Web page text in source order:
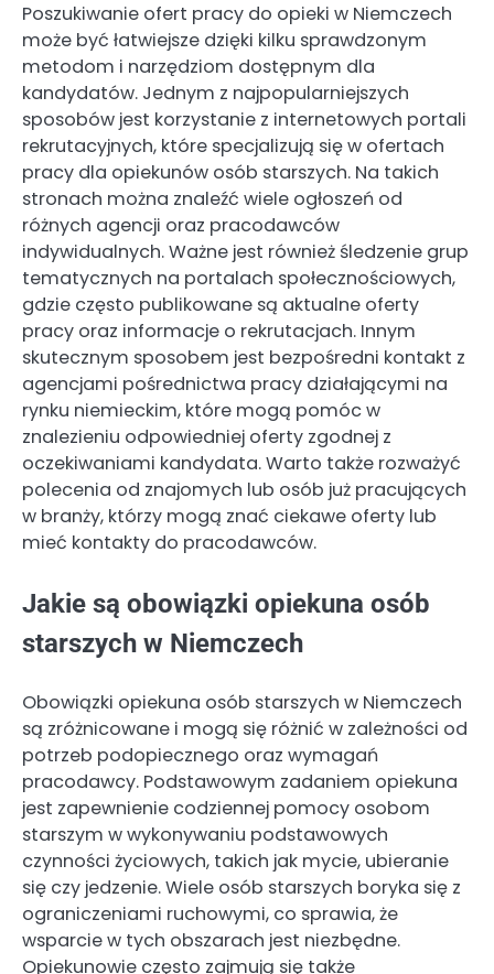
Poszukiwanie ofert pracy do opieki w Niemczech
może być łatwiejsze dzięki kilku sprawdzonym
metodom i narzędziom dostępnym dla
kandydatów. Jednym z najpopularniejszych
sposobów jest korzystanie z internetowych portali
rekrutacyjnych, które specjalizują się w ofertach
pracy dla opiekunów osób starszych. Na takich
stronach można znaleźć wiele ogłoszeń od
różnych agencji oraz pracodawców
indywidualnych. Ważne jest również śledzenie grup
tematycznych na portalach społecznościowych,
gdzie często publikowane są aktualne oferty
pracy oraz informacje o rekrutacjach. Innym
skutecznym sposobem jest bezpośredni kontakt z
agencjami pośrednictwa pracy działającymi na
rynku niemieckim, które mogą pomóc w
znalezieniu odpowiedniej oferty zgodnej z
oczekiwaniami kandydata. Warto także rozważyć
polecenia od znajomych lub osób już pracujących
w branży, którzy mogą znać ciekawe oferty lub
mieć kontakty do pracodawców.
Jakie są obowiązki opiekuna osób
starszych w Niemczech
Obowiązki opiekuna osób starszych w Niemczech
są zróżnicowane i mogą się różnić w zależności od
potrzeb podopiecznego oraz wymagań
pracodawcy. Podstawowym zadaniem opiekuna
jest zapewnienie codziennej pomocy osobom
starszym w wykonywaniu podstawowych
czynności życiowych, takich jak mycie, ubieranie
się czy jedzenie. Wiele osób starszych boryka się z
ograniczeniami ruchowymi, co sprawia, że
wsparcie w tych obszarach jest niezbędne.
Opiekunowie często zajmują się także